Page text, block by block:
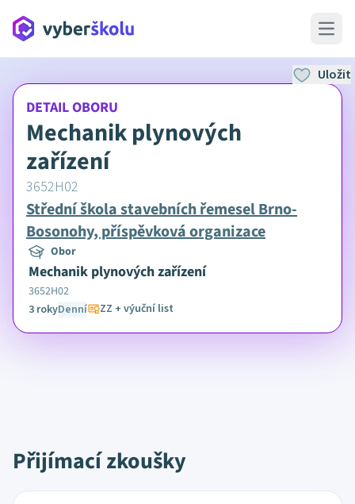
Open
DETAIL OBORU
Mechanik plynových
zařízení
3652H02
Střední škola stavebních řemesel Brno-
Bosonohy, příspěvková organizace
Obor
Mechanik plynových zařízení
3652H02
3 rokyDenní ZZ + výuční list
Uložit
Přijímací zkoušky